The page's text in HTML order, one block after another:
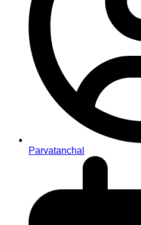
Parvatanchal